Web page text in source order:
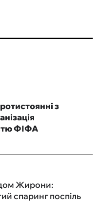
з
ФІФА
Жирони:
спаринг поспіль